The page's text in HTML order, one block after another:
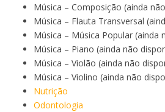
Música – Composição (ainda
Música – Flauta Transversal
Música – Música Popular (ainda
Música – Piano (ainda não
Música – Violão (ainda não
Música – Violino (ainda não
Nutrição
Odontologia